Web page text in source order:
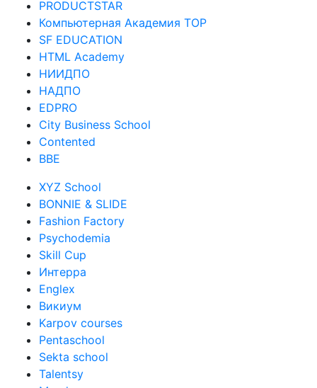
PRODUCTSTAR
Компьютерная Академия TOP
SF EDUCATION
HTML Academy
НИИДПО
НАДПО
EDPRO
City Business School
Contented
BBE
XYZ School
BONNIE & SLIDE
Fashion Factory
Psychodemia
Skill Cup
Интерра
Englex
Викиум
Karpov courses
Pentaschool
Sekta school
Talentsy